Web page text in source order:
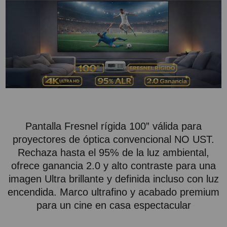
PROYECTOR PARA EL
MUNDIAL 2026
PROYECTOR PARA FUTBOL
PROYECTORES 2K O 4K
NATIVOS
REACONDICIONADOS
¿QUÉ MODELO NECESITO?
OFERTAS DESTACADAS
TIPOS DE PROYECTOR
PANTALLAS DE
PROYECCIÓN
PRODUCTOS
Pantalla Fresnel rígida 100” válida para
proyectores de óptica convencional NO UST.
Rechaza hasta el 95% de la luz ambiental,
ofrece ganancia 2.0 y alto contraste para una
imagen Ultra brillante y definida incluso con luz
encendida. Marco ultrafino y acabado premium
para un cine en casa espectacular